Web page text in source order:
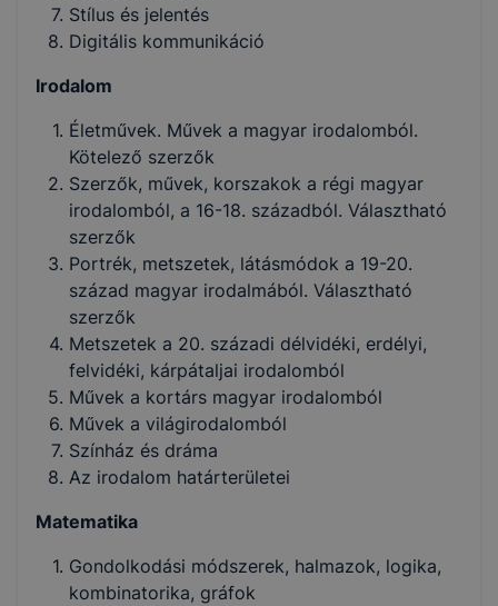
Stílus és jelentés
Digitális kommunikáció
Irodalom
Életművek. Művek a magyar irodalomból.
Kötelező szerzők
Szerzők, művek, korszakok a régi magyar
irodalomból, a 16-18. századból. Választható
szerzők
Portrék, metszetek, látásmódok a 19-20.
század magyar irodalmából. Választható
szerzők
Metszetek a 20. századi délvidéki, erdélyi,
felvidéki, kárpátaljai irodalomból
Művek a kortárs magyar irodalomból
Művek a világirodalomból
Színház és dráma
Az irodalom határterületei
Matematika
Gondolkodási módszerek, halmazok, logika,
kombinatorika, gráfok